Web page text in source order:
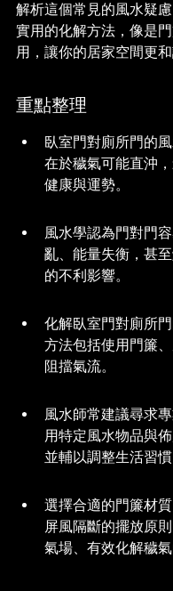
解析這個常見的風水疑
實用的化解方法，像是
用，讓你的居家空間更和
重點整理
臥室門對廁所門的
在於穢氣可能直沖
健康與運勢。
風水學認為門對門
亂、能量失衡，甚
的不利影響。
化解臥室門對廁所
方法包括使用門簾
阻擋氣流。
風水師常建議尋求
用特定風水物品與
並輔以調整生活習慣
選擇合適的門簾材
屏風隔斷的擺放原
氣場、有效化解穢氣